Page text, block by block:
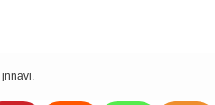
jnnavi.